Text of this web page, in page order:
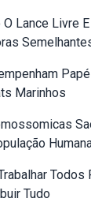
Lance Livre
Marinhos
Todos
Tudo